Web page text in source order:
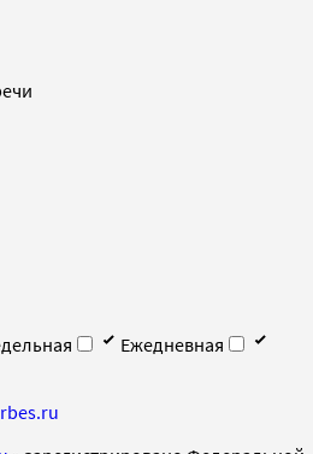
Ежедневная